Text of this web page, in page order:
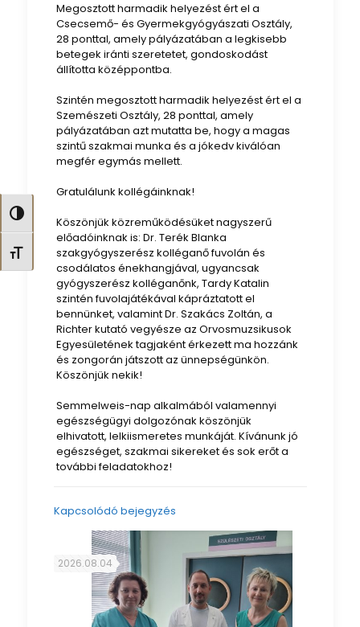
Nagy kontraszt váltása
Betűméret váltása
Megosztott harmadik helyezést ért el a
Csecsemő- és Gyermekgyógyászati Osztály,
28 ponttal, amely pályázatában a legkisebb
betegek iránti szeretetet, gondoskodást
állította középpontba.
Szintén megosztott harmadik helyezést ért el a
Szemészeti Osztály, 28 ponttal, amely
pályázatában azt mutatta be, hogy a magas
szintű szakmai munka és a jókedv kiválóan
megfér egymás mellett.
Gratulálunk kollégáinknak!
Köszönjük közreműködésüket nagyszerű
előadóinknak is: Dr. Terék Blanka
szakgyógyszerész kolléganő fuvolán és
csodálatos énekhangjával, ugyancsak
gyógyszerész kolléganőnk, Tardy Katalin
szintén fuvolajátékával kápráztatott el
bennünket, valamint Dr. Szakács Zoltán, a
Richter kutató vegyésze az Orvosmuzsikusok
Egyesületének tagjaként érkezett ma hozzánk
és zongorán játszott az ünnepségünkön.
Köszönjük nekik!
Semmelweis-nap alkalmából valamennyi
egészségügyi dolgozónak köszönjük
elhivatott, lelkiismeretes munkáját. Kívánunk jó
egészséget, szakmai sikereket és sok erőt a
további feladatokhoz!
Kapcsolódó bejegyzés
2026.08.04